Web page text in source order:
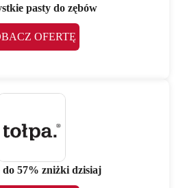
pasty do zębów
OFERTĘ
do 57% zniżki dzisiaj